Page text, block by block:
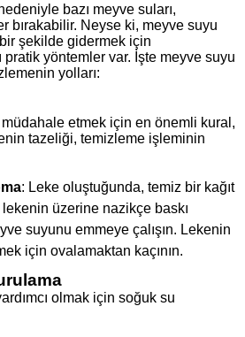
bazı meyve suları,
bırakabilir. Neyse ki, meyve suyu
şekilde gidermek için
yöntemler var. İşte meyve suyu
yolları:
etmek için en önemli kural,
tazeliği, temizleme işleminin
: Leke oluştuğunda, temiz bir kağıt
üzerine nazikçe baskı
suyunu emmeye çalışın. Lekenin
için ovalamaktan kaçının.
olmak için soğuk su